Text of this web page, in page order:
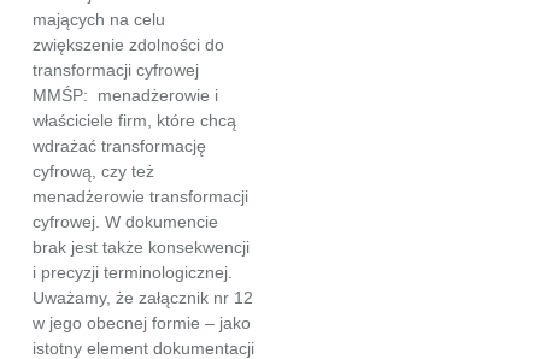
mających na celu
zwiększenie zdolności do
transformacji cyfrowej
MMŚP: menadżerowie i
właściciele firm, które chcą
wdrażać transformację
cyfrową, czy też
menadżerowie transformacji
cyfrowej. W dokumencie
brak jest także konsekwencji
i precyzji terminologicznej.
Uważamy, że załącznik nr 12
w jego obecnej formie – jako
istotny element dokumentacji